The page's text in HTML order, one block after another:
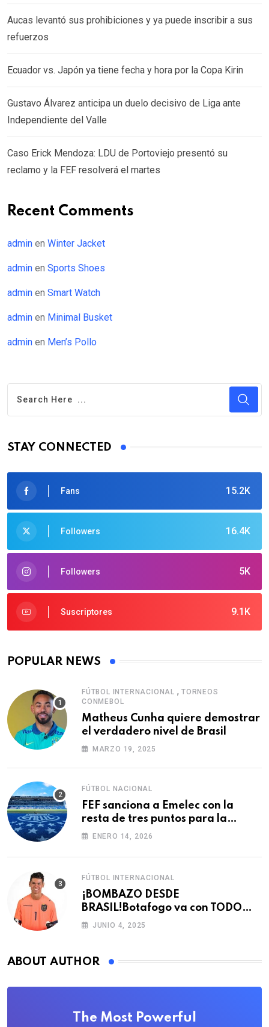
Aucas levantó sus prohibiciones y ya puede inscribir a sus
refuerzos
Ecuador vs. Japón ya tiene fecha y hora por la Copa Kirin
Gustavo Álvarez anticipa un duelo decisivo de Liga ante
Independiente del Valle
Caso Erick Mendoza: LDU de Portoviejo presentó su
reclamo y la FEF resolverá el martes
Recent Comments
admin en Winter Jacket
admin en Sports Shoes
admin en Smart Watch
admin en Minimal Busket
admin en Men’s Pollo
STAY CONNECTED
15.2K
Fans
16.4K
Followers
5K
Followers
9.1K
Suscriptores
POPULAR NEWS
FÚTBOL INTERNACIONAL , TORNEOS
CONMEBOL
Matheus Cunha quiere demostrar
el verdadero nivel de Brasil
MARZO 19, 2025
FÚTBOL NACIONAL
FEF sanciona a Emelec con la
resta de tres puntos para la
LigaPro 2026
ENERO 14, 2026
FÚTBOL INTERNACIONAL
¡BOMBAZO DESDE
BRASIL!Botafogo va con TODO
por el arquero Sub 20 de Ecuador
JUNIO 4, 2025
ABOUT AUTHOR
The Most Powerful